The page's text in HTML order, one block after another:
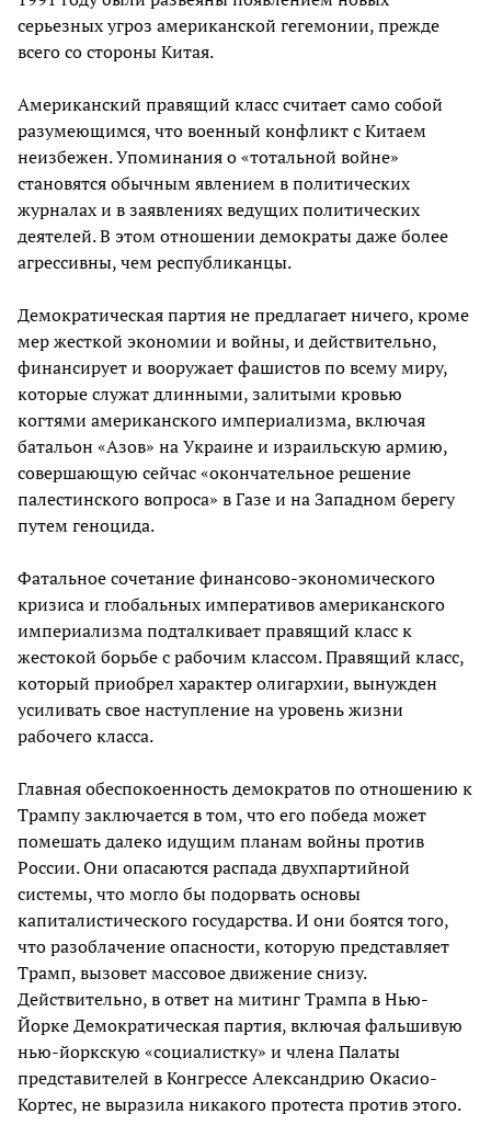
серьезных угроз американской гегемонии, прежде
всего со стороны Китая.
Американский правящий класс считает само собой
разумеющимся, что военный конфликт с Китаем
неизбежен. Упоминания о «тотальной войне»
становятся обычным явлением в политических
журналах и в заявлениях ведущих политических
деятелей. В этом отношении демократы даже более
агрессивны, чем республиканцы.
Демократическая партия не предлагает ничего, кроме
мер жесткой экономии и войны, и действительно,
финансирует и вооружает фашистов по всему миру,
которые служат длинными, залитыми кровью
когтями американского империализма, включая
батальон «Азов» на Украине и израильскую армию,
совершающую сейчас «окончательное решение
палестинского вопроса» в Газе и на Западном берегу
путем геноцида.
Фатальное сочетание финансово-экономического
кризиса и глобальных императивов американского
империализма подталкивает правящий класс к
жестокой борьбе с рабочим классом. Правящий класс,
который приобрел характер олигархии, вынужден
усиливать свое наступление на уровень жизни
рабочего класса.
Главная обеспокоенность демократов по отношению к
Трампу заключается в том, что его победа может
помешать далеко идущим планам войны против
России. Они опасаются распада двухпартийной
системы, что могло бы подорвать основы
капиталистического государства. И они боятся того,
что разоблачение опасности, которую представляет
Трамп, вызовет массовое движение снизу.
Действительно, в ответ на митинг Трампа в Нью-
Йорке Демократическая партия, включая фальшивую
нью-йоркскую «социалистку» и члена Палаты
представителей в Конгрессе Александрию Окасио-
Кортес, не выразила никакого протеста против этого.